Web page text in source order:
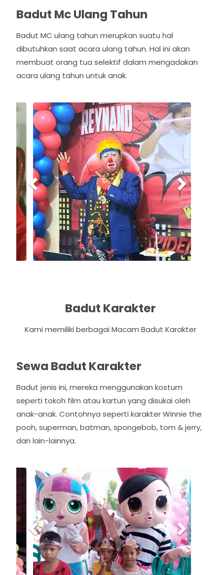
Badut Mc Ulang Tahun
Badut MC ulang tahun merupkan suatu hal
dibutuhkan saat acara ulang tahun. Hal ini akan
membuat orang tua selektif dalam mengadakan
acara ulang tahun untuk anak.
P
r
e
v
i
o
u
s
N
e
x
t
Badut Karakter
Kami memiliki berbagai Macam Badut Karakter
Sewa Badut Karakter
Badut jenis ini, mereka menggunakan kostum
seperti tokoh film atau kartun yang disukai oleh
anak-anak. Contohnya seperti karakter Winnie the
pooh, superman, batman, spongebob, tom & jerry,
dan lain-lainnya.
P
r
e
v
i
o
u
s
N
e
x
t